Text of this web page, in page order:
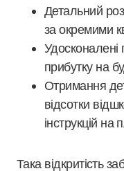
Детальний
за окремими
прибутку на
Отримання
відсотки
інструкцій на
Така відкритість